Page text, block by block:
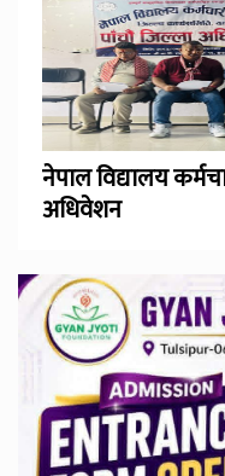
नेपाल विद्यालय
अधिवेशन